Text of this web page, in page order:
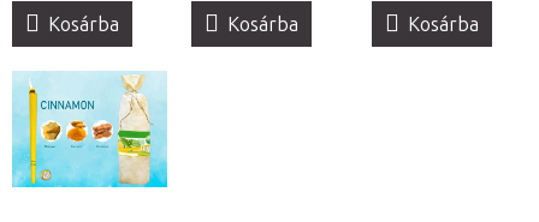
Kosárba
Kosárba
Kosárba